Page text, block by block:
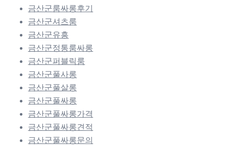
금산군룸싸롱후기
금산군셔츠룸
금산군유흥
금산군정통룸싸롱
금산군퍼블릭룸
금산군풀사롱
금산군풀살롱
금산군풀싸롱
금산군풀싸롱가격
금산군풀싸롱견적
금산군풀싸롱문의